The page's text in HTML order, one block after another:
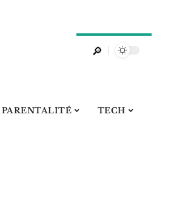
PARENTALITÉ TECH